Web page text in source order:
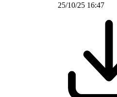
25/10/25 16:47